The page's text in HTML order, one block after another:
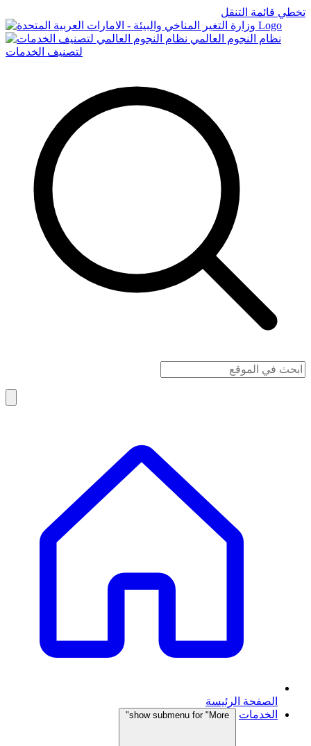
تخطي قائمة التنقل
Logo
نظام النجوم العالمي
لتصنيف الخدمات
الصفحة الرئيسة
الخدمات
show submenu for "More"